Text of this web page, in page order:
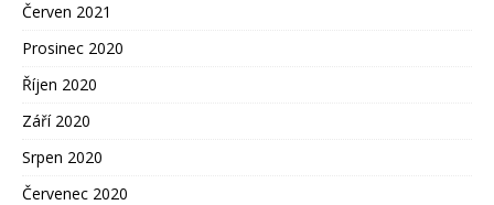
Červen 2021
Prosinec 2020
Říjen 2020
Září 2020
Srpen 2020
Červenec 2020